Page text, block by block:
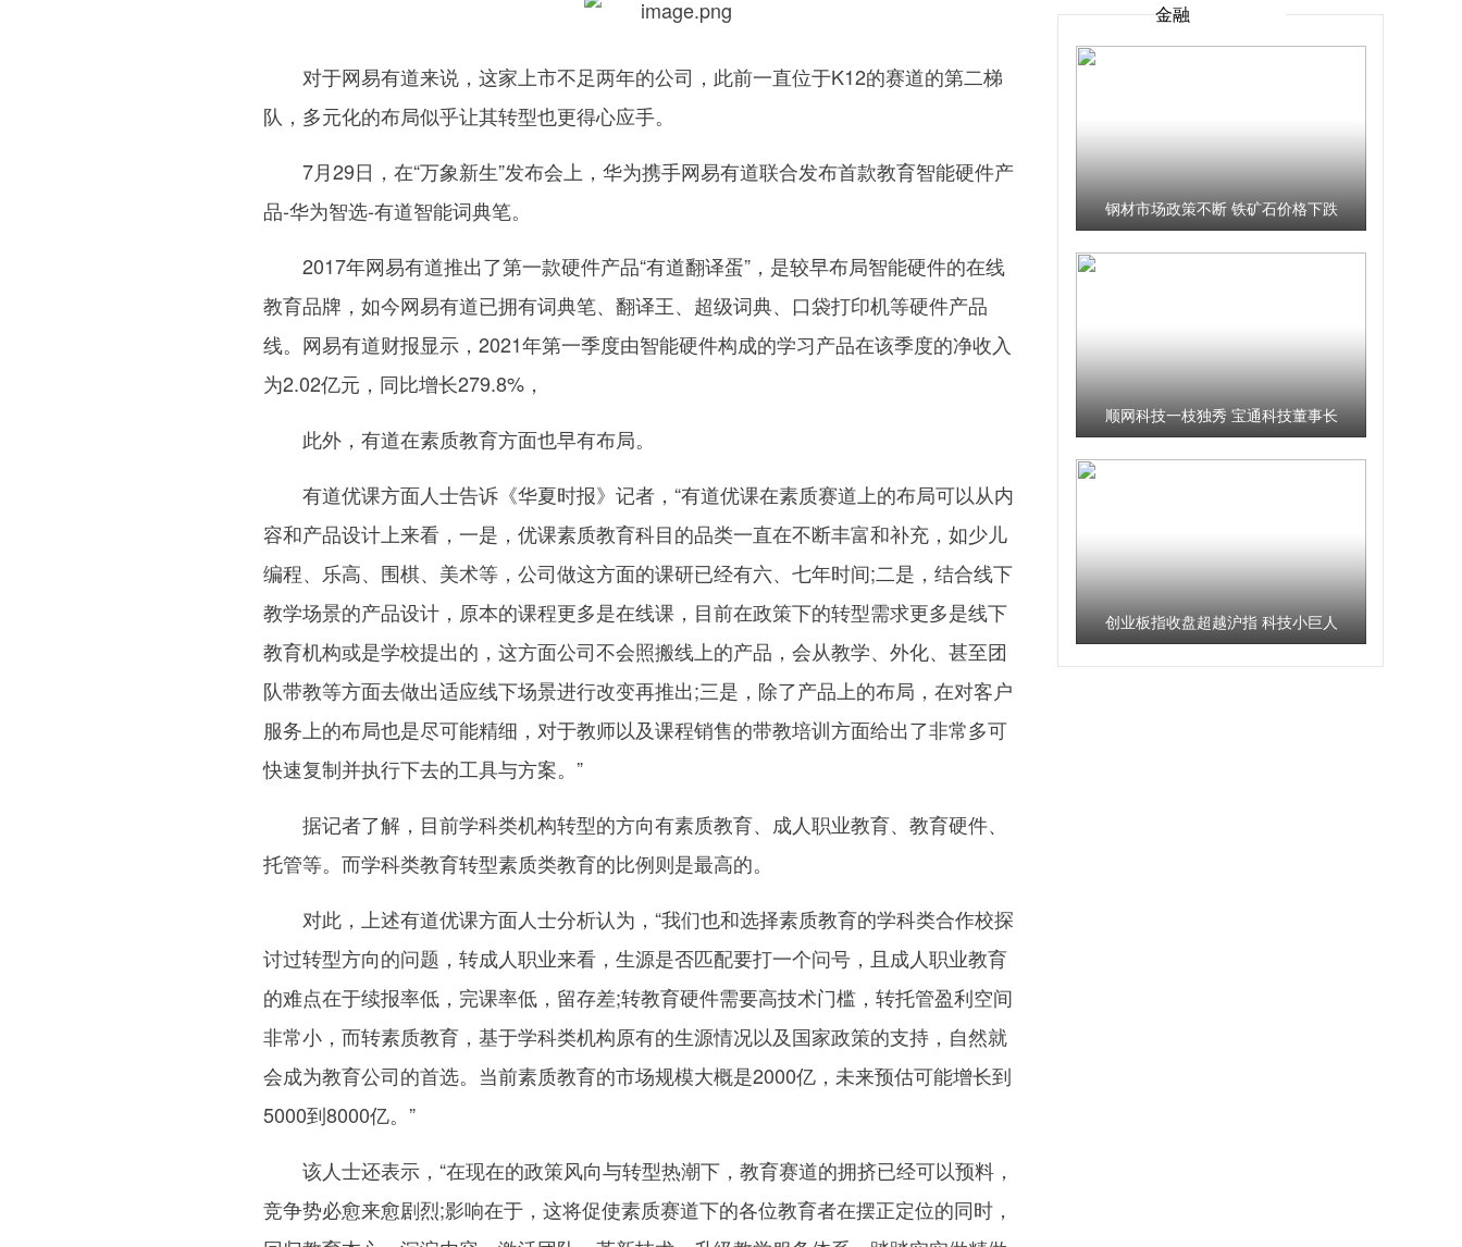
对于网易有道来说，这家上市不足两年的公司，此前一直位于K12的赛道的第二梯
队，多元化的布局似乎让其转型也更得心应手。
7月29日，在“万象新生”发布会上，华为携手网易有道联合发布首款教育智能硬件产
品-华为智选-有道智能词典笔。
2017年网易有道推出了第一款硬件产品“有道翻译蛋”，是较早布局智能硬件的在线
教育品牌，如今网易有道已拥有词典笔、翻译王、超级词典、口袋打印机等硬件产品
线。网易有道财报显示，2021年第一季度由智能硬件构成的学习产品在该季度的净收入
为2.02亿元，同比增长279.8%，
此外，有道在素质教育方面也早有布局。
有道优课方面人士告诉《华夏时报》记者，“有道优课在素质赛道上的布局可以从内
容和产品设计上来看，一是，优课素质教育科目的品类一直在不断丰富和补充，如少儿
编程、乐高、围棋、美术等，公司做这方面的课研已经有六、七年时间;二是，结合线下
教学场景的产品设计，原本的课程更多是在线课，目前在政策下的转型需求更多是线下
教育机构或是学校提出的，这方面公司不会照搬线上的产品，会从教学、外化、甚至团
队带教等方面去做出适应线下场景进行改变再推出;三是，除了产品上的布局，在对客户
服务上的布局也是尽可能精细，对于教师以及课程销售的带教培训方面给出了非常多可
快速复制并执行下去的工具与方案。”
据记者了解，目前学科类机构转型的方向有素质教育、成人职业教育、教育硬件、
托管等。而学科类教育转型素质类教育的比例则是最高的。
对此，上述有道优课方面人士分析认为，“我们也和选择素质教育的学科类合作校探
讨过转型方向的问题，转成人职业来看，生源是否匹配要打一个问号，且成人职业教育
的难点在于续报率低，完课率低，留存差;转教育硬件需要高技术门槛，转托管盈利空间
非常小，而转素质教育，基于学科类机构原有的生源情况以及国家政策的支持，自然就
会成为教育公司的首选。当前素质教育的市场规模大概是2000亿，未来预估可能增长到
5000到8000亿。”
该人士还表示，“在现在的政策风向与转型热潮下，教育赛道的拥挤已经可以预料，
竞争势必愈来愈剧烈;影响在于，这将促使素质赛道下的各位教育者在摆正定位的同时，
金融
钢材市场政策不断 铁矿石价格下跌
顺网科技一枝独秀 宝通科技董事长
创业板指收盘超越沪指 科技小巨人